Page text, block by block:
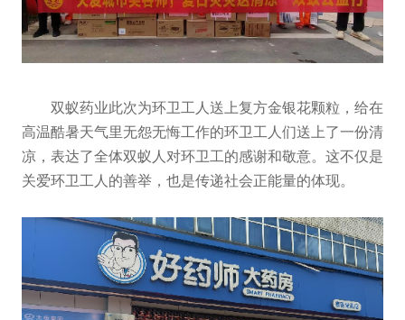
双蚁药业此次为环卫工人送上复方金银花颗粒，给在
高温酷暑天气里无怨无悔工作的环卫工人们送上了一份清
凉，表达了全体双蚁人对环卫工的感谢和敬意。这不仅是
关爱环卫工人的善举，也是传递社会正能量的体现。